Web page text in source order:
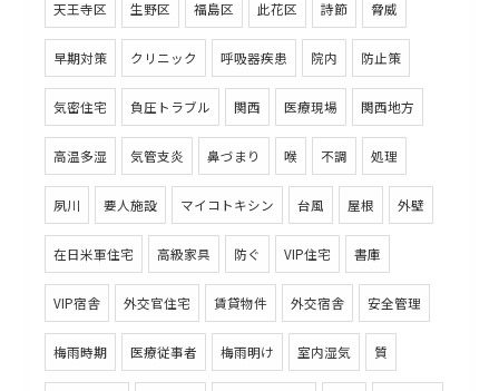
天王寺区 生野区 福島区 此花区 詩節 脅威
早期対策 クリニック 呼吸器疾患 院内 防止策
気密住宅 負圧トラブル 関西 医療現場 関西地方
高温多湿 気管支炎 鼻づまり 喉 不調 処理
夙川 要人施設 マイコトキシン 台風 屋根 外壁
在日米軍住宅 高級家具 防ぐ VIP住宅 書庫
VIP宿舎 外交官住宅 賃貸物件 外交宿舎 安全管理
梅雨時期 医療従事者 梅雨明け 室内湿気 質